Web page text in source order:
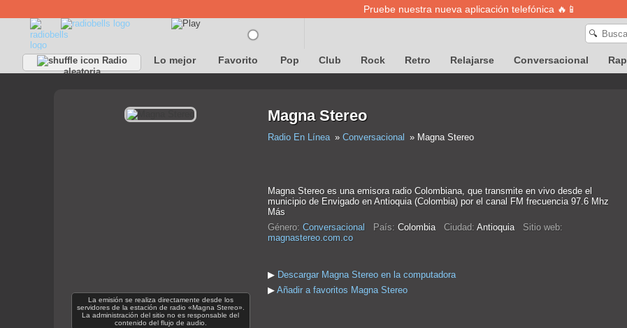
Pruebe nuestra nueva aplicación telefónica 🔥📱
🔍
Radio
aleatoria
Lo mejor Favorito Pop Club Rock Retro Relajarse Conversacional Rap
La emisión se realiza directamente desde los
servidores de la estación de radio «Magna Stereo».
La administración del sitio no es responsable del
contenido del flujo de audio.
Magna Stereo
Radio En Línea Conversacional Magna Stereo
Magna Stereo es una emisora radio Colombiana, que transmite en vivo desde el
municipio de Envigado en Antioquia (Colombia) por el canal FM frecuencia 97.6 Mhz
Más
Género: Conversacional País: Colombia Ciudad: Antioquia Sitio web:
magnastereo.com.co
▶ Descargar Magna Stereo en la computadora
▶ Añadir a favoritos Magna Stereo